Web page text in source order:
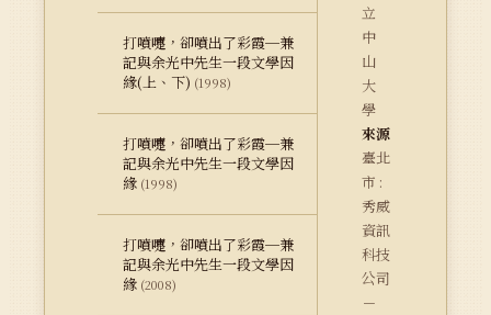
打噴嚏，卻噴出了彩霞─兼
記與余光中先生一段文學因
緣(上、下) (1998)
打噴嚏，卻噴出了彩霞─兼
記與余光中先生一段文學因
緣 (1998)
打噴嚏，卻噴出了彩霞─兼
記與余光中先生一段文學因
緣 (2008)
立
中
山
大
學
來源
臺北
市 :
秀威
資訊
科技
公司
－